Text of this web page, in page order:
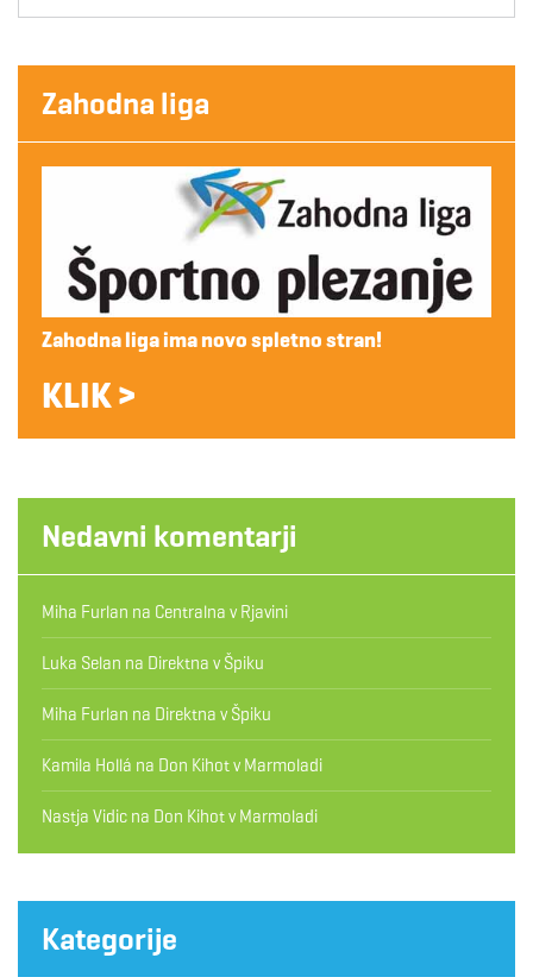
Zahodna liga
Zahodna liga ima novo spletno stran!
KLIK >
Nedavni komentarji
Miha Furlan na Centralna v Rjavini
Luka Selan na Direktna v Špiku
Miha Furlan na Direktna v Špiku
Kamila Hollá na Don Kihot v Marmoladi
Nastja Vidic na Don Kihot v Marmoladi
Kategorije